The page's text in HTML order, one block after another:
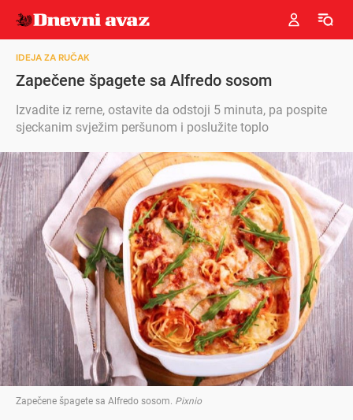
IDEJA ZA RUČAK
Zapečene špagete sa Alfredo sosom
Izvadite iz rerne, ostavite da odstoji 5 minuta, pa pospite
sjeckanim svježim peršunom i poslužite toplo
Zapečene špagete sa Alfredo sosom. Pixnio